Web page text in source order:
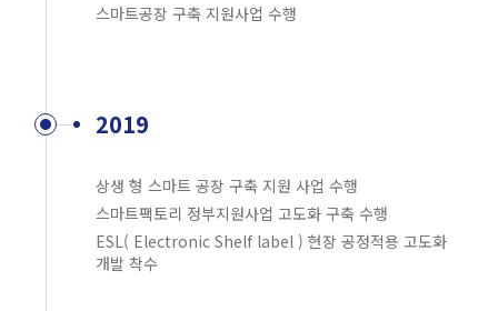
스마트공장 구축 지원사업 수행
2019
상생 형 스마트 공장 구축 지원 사업 수행
스마트팩토리 정부지원사업 고도화 구축 수행
ESL( Electronic Shelf label ) 현장 공정적용 고도화
개발 착수